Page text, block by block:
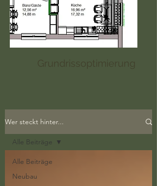
Grundrissoptimierung
Wer steckt hinter...
Alle Beiträge
Neubau
Alle Beiträge